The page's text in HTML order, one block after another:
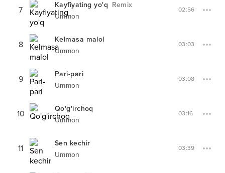
7 Kayfiyating yo'q Remix
Ummon
02:56
8
Kelmasa malol
Ummon
03:03
9
Pari-pari
Ummon
03:08
10
Qo'g'irchoq
Ummon
03:16
11
Sen kechir
Ummon
03:39